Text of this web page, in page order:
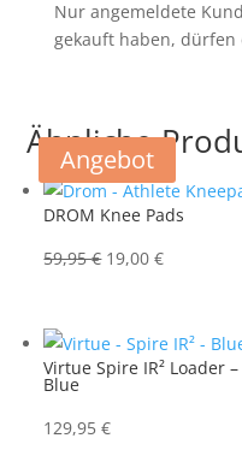
Nur angemeldete
gekauft haben, dürfen
Ähnliche
Angebot
DROM Knee Pads
59,95€ Ursprünglicher
59,95 €
19,00€Aktueller
19,00 €.
Virtue Spire IR² Loader –
Blue
129,95€